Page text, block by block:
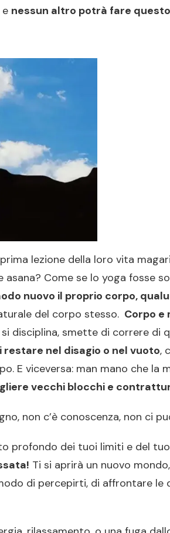
nessun altro potrà fare
lezione della loro vita
Come se lo yoga fosse
nuovo il proprio corpo,
del corpo stesso. Corpo e
disciplina, smette di correre di
nel disagio o nel vuoto,
E viceversa: man mano che la
vecchi blocchi e
non c’è conoscenza, non ci
profondo dei tuoi limiti e del
Ti si aprirà un nuovo
di percepirti, di affrontare le